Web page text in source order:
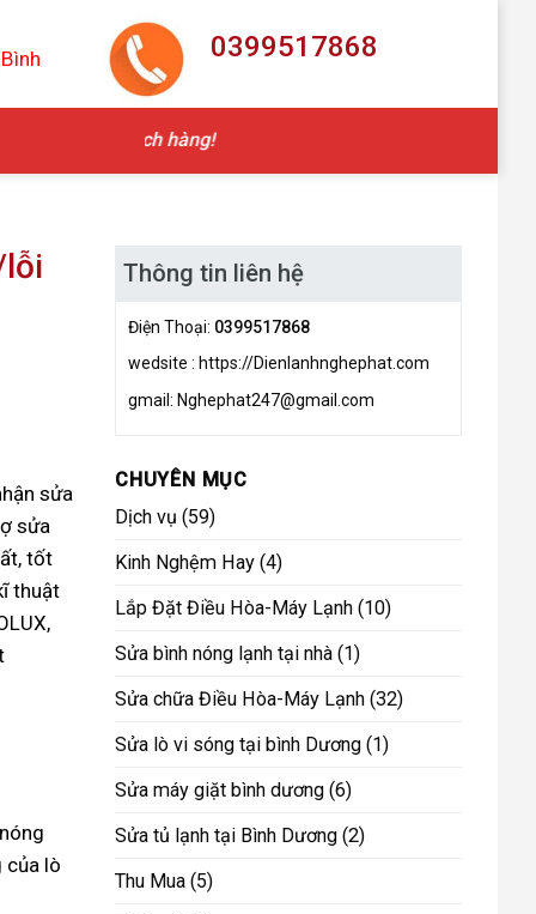
0399517868
lỗi
sửa
sửa
tốt
thuật
của lò
Thông tin liên hệ
Điện Thoại: 0399517868
wedsite : https://Dienlanhnghephat.com
gmail: Nghephat247@gmail.com
CHUYÊN MỤC
Dịch vụ (59)
Kinh Nghệm Hay (4)
Lắp Đặt Điều Hòa-Máy Lạnh (10)
Sửa bình nóng lạnh tại nhà (1)
Sửa chữa Điều Hòa-Máy Lạnh (32)
Sửa lò vi sóng tại bình Dương (1)
Sửa máy giặt bình dương (6)
Sửa tủ lạnh tại Bình Dương (2)
Thu Mua (5)